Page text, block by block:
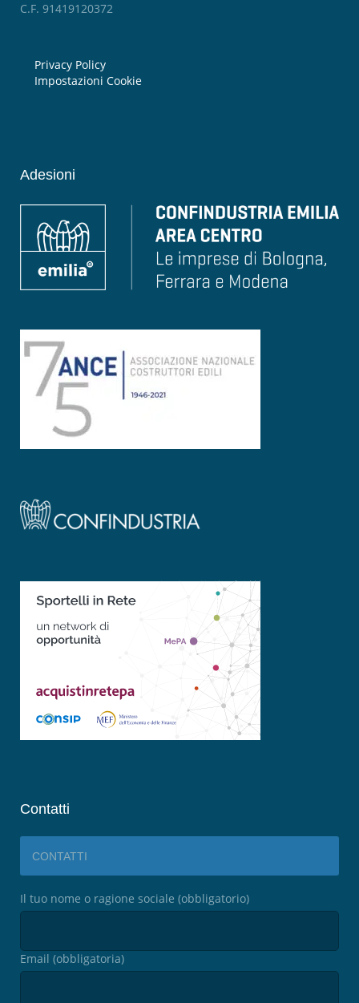
C.F. 91419120372
Privacy Policy
Impostazioni Cookie
Adesioni
Contatti
CONTATTI
Il tuo nome o ragione sociale (obbligatorio)
Email (obbligatoria)